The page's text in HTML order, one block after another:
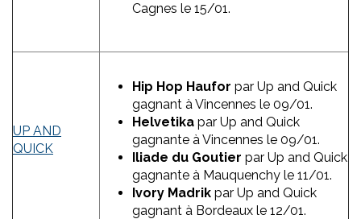
Cagnes le 15/01.
UP AND
QUICK
Hip Hop Haufor par Up and Quick
gagnant à Vincennes le 09/01.
Helvetika par Up and Quick
gagnante à Vincennes le 09/01.
Iliade du Goutier par Up and Quick
gagnante à Mauquenchy le 11/01.
Ivory Madrik par Up and Quick
gagnant à Bordeaux le 12/01.